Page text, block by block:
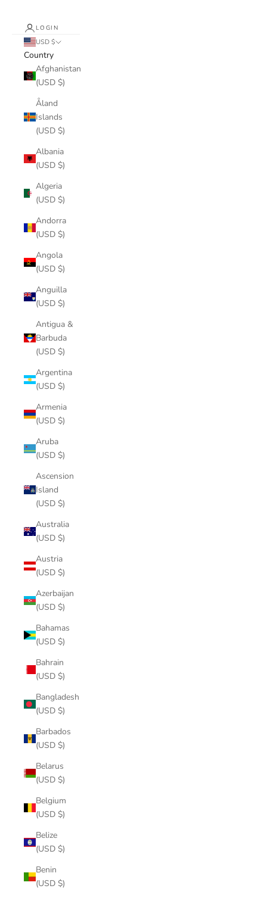
LOGIN
USD $
Country
Afghanistan
(USD $)
Åland
Islands
(USD $)
Albania
(USD $)
Algeria
(USD $)
Andorra
(USD $)
Angola
(USD $)
Anguilla
(USD $)
Antigua &
Barbuda
(USD $)
Argentina
(USD $)
Armenia
(USD $)
Aruba
(USD $)
Ascension
Island
(USD $)
Australia
(USD $)
Austria
(USD $)
Azerbaijan
(USD $)
Bahamas
(USD $)
Bahrain
(USD $)
Bangladesh
(USD $)
Barbados
(USD $)
Belarus
(USD $)
Belgium
(USD $)
Belize
(USD $)
Benin
(USD $)